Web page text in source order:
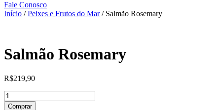
Fale Conosco
Início /Peixes e Frutos do Mar/ Salmão Rosemary
Salmão Rosemary
R$219,90
Salmão
Rosemary
Comprar